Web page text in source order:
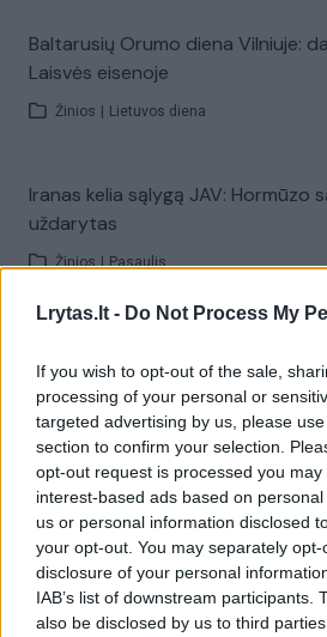
Lrytas.lt - Do Not Process My
If you wish to opt-out of the sale,
processing of your personal or
targeted advertising by us, please
section to confirm your selection.
opt-out request is processed you may
interest-based ads based on
us or personal information disclosed
your opt-out. You may separately
disclosure of your personal
IAB’s list of downstream participants.
also be disclosed by us to third
Baltarusių Orumo diena Vilniuje:
Laisvės eisenoje
Žinios Lietuvos diena
Iranas kelia sąlygą JAV: Hormūzo
uždarytas
Žinios | Pasaulis
Žiūrimiausi
Vaizdai iš tragiškos avarijos
vaiko gyvybių išgelbėti nepavyko